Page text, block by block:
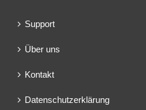
Support
Über uns
Kontakt
Datenschutzerklärung